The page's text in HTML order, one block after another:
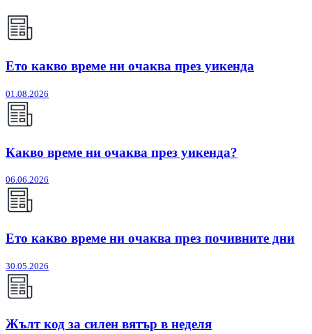
Ето какво време ни очаква през уикенда
01.08.2026
Какво време ни очаква през уикенда?
06.06.2026
Ето какво време ни очаква през почивните дни
30.05.2026
Жълт код за силен вятър в неделя